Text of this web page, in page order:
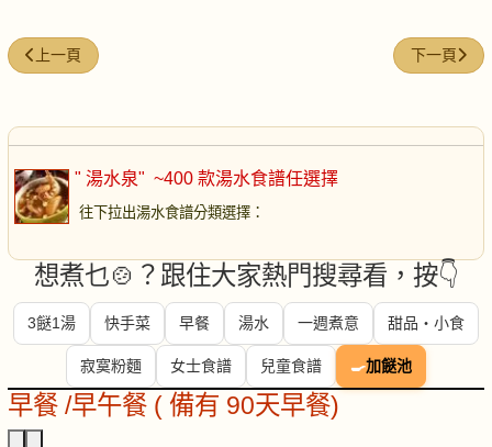
上一篇文章: 山楂粟子鴨
上一頁 下一篇文章
下一頁
" 湯水泉" ~400 款湯水食譜任選擇
往下拉出湯水食譜分類選擇 ：
想煮乜🍲？跟住大家熱門搜尋看，按👇
3餸1湯 快手菜 早餐 湯水 一週煮意 甜品・小食
寂寞粉麵 女士食譜 兒童食譜 🍳加餸池
早餐 /早午餐 ( 備有 90天早餐)